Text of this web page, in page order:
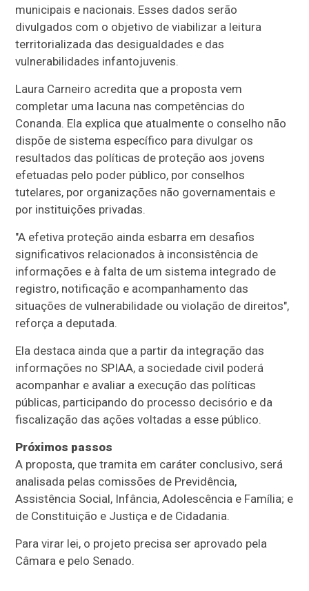
municipais e nacionais. Esses dados serão
divulgados com o objetivo de viabilizar a leitura
territorializada das desigualdades e das
vulnerabilidades infantojuvenis.
Laura Carneiro acredita que a proposta vem
completar uma lacuna nas competências do
Conanda. Ela explica que atualmente o conselho não
dispõe de sistema específico para divulgar os
resultados das políticas de proteção aos jovens
efetuadas pelo poder público, por conselhos
tutelares, por organizações não governamentais e
por instituições privadas.
"A efetiva proteção ainda esbarra em desafios
significativos relacionados à inconsistência de
informações e à falta de um sistema integrado de
registro, notificação e acompanhamento das
situações de vulnerabilidade ou violação de direitos",
reforça a deputada.
Ela destaca ainda que a partir da integração das
informações no SPIAA, a sociedade civil poderá
acompanhar e avaliar a execução das políticas
públicas, participando do processo decisório e da
fiscalização das ações voltadas a esse público.
Próximos passos
A proposta, que tramita em caráter conclusivo, será
analisada pelas comissões de Previdência,
Assistência Social, Infância, Adolescência e Família; e
de Constituição e Justiça e de Cidadania.
Para virar lei, o projeto precisa ser aprovado pela
Câmara e pelo Senado.